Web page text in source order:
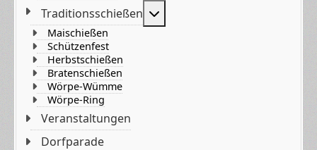
Traditionsschießen
Maischießen
Schützenfest
Herbstschießen
Bratenschießen
Wörpe-Wümme
Wörpe-Ring
Veranstaltungen
Dorfparade